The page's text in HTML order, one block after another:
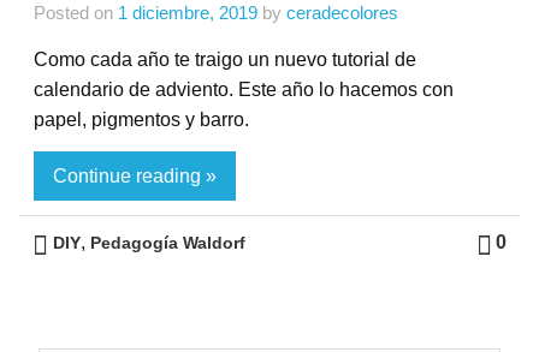
Posted on 1 diciembre, 2019 by ceradecolores
Como cada año te traigo un nuevo tutorial de
calendario de adviento. Este año lo hacemos con
papel, pigmentos y barro.
Continue reading »
0
DIY, Pedagogía Waldorf